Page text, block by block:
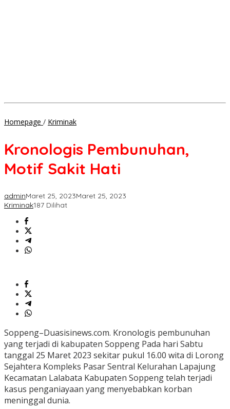
Homepage / KriminakKronologis
Sakit
Kronologis Pembunuhan,
Motif Sakit Hati
adminMaret 25, 2023Maret 25, 2023
Kriminak187 Dilihat
Soppeng–Duasisinews.com. Kronologis pembunuhan
yang terjadi di kabupaten Soppeng Pada hari Sabtu
tanggal 25 Maret 2023 sekitar pukul 16.00 wita di Lorong
Sejahtera Kompleks Pasar Sentral Kelurahan Lapajung
Kecamatan Lalabata Kabupaten Soppeng telah terjadi
kasus penganiayaan yang menyebabkan korban
meninggal dunia.